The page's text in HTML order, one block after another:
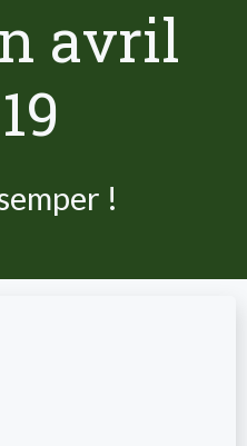
avril
!